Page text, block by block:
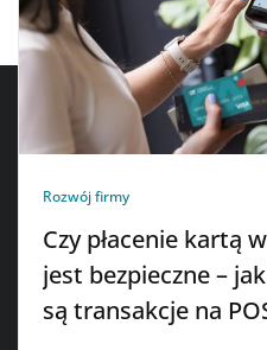
Rozwój firmy
Czy płacenie kartą
jest bezpieczne –
są transakcje na